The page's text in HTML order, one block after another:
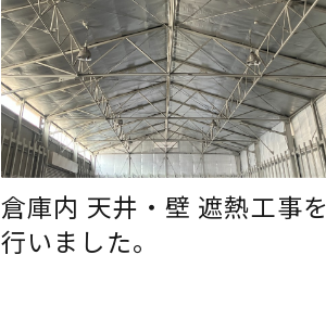
倉庫内 天井・壁 遮熱工事を
行いました。